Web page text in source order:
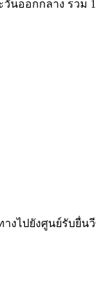
นออกกลาง รวม
งไปยังศูนย์รับยื่น